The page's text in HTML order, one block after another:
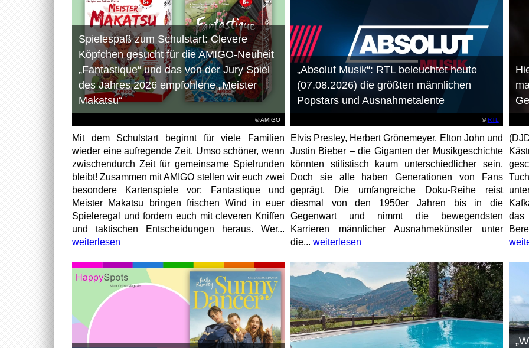
© AMIGO
Spielespaß zum Schulstart: Clevere
Köpfchen gesucht für die AMIGO-Neuheit
„Fantastique“ und das von der Jury Spiel
des Jahres 2026 empfohlene „Meister
Makatsu“
Mit dem Schulstart beginnt für viele Familien
wieder eine aufregende Zeit. Umso schöner, wenn
zwischendurch Zeit für gemeinsame Spielrunden
bleibt! Zusammen mit AMIGO stellen wir euch zwei
besondere Kartenspiele vor: Fantastique und
Meister Makatsu bringen frischen Wind in euer
Spieleregal und fordern euch mit cleveren Kniffen
und taktischen Entscheidungen heraus. Wer...
weiterlesen
© RTL
„Absolut Musik“: RTL beleuchtet heute
(07.08.2026) die größten männlichen
Popstars und Ausnahmetalente
Elvis Presley, Herbert Grönemeyer, Elton John und
Justin Bieber – die Giganten der Musikgeschichte
könnten stilistisch kaum unterschiedlicher sein.
Doch sie alle haben Generationen von Fans
geprägt. Die umfangreiche Doku-Reihe reist
diesmal von den 1950er Jahren bis in die
Gegenwart und nimmt die bewegendsten
Karrieren männlicher Ausnahmekünstler unter
die... weiterlesen
das